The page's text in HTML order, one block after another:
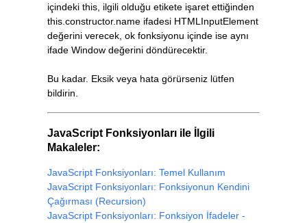
içindeki this, ilgili olduğu etikete işaret ettiğinden
this.constructor.name ifadesi HTMLInputElement
değerini verecek, ok fonksiyonu içinde ise aynı
ifade Window değerini döndürecektir.
Bu kadar. Eksik veya hata görürseniz lütfen
bildirin.
JavaScript Fonksiyonları ile İlgili
Makaleler:
JavaScript Fonksiyonları: Temel Kullanım
JavaScript Fonksiyonları: Fonksiyonun Kendini
Çağırması (Recursion)
JavaScript Fonksiyonları: Fonksiyon İfadeler -